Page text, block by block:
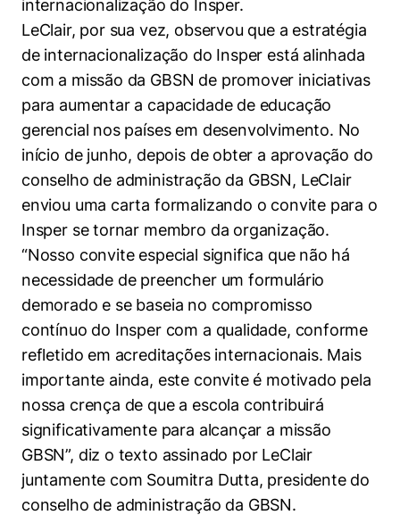
internacionalização do Insper.
LeClair, por sua vez, observou que a estratégia
de internacionalização do Insper está alinhada
com a missão da GBSN de promover iniciativas
para aumentar a capacidade de educação
gerencial nos países em desenvolvimento. No
início de junho, depois de obter a aprovação do
conselho de administração da GBSN, LeClair
enviou uma carta formalizando o convite para o
Insper se tornar membro da organização.
“Nosso convite especial significa que não há
necessidade de preencher um formulário
demorado e se baseia no compromisso
contínuo do Insper com a qualidade, conforme
refletido em acreditações internacionais. Mais
importante ainda, este convite é motivado pela
nossa crença de que a escola contribuirá
significativamente para alcançar a missão
GBSN”, diz o texto assinado por LeClair
juntamente com Soumitra Dutta, presidente do
conselho de administração da GBSN.